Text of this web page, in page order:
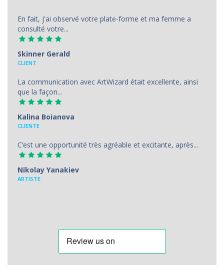
En fait, j'ai observé votre plate-forme et ma femme a
consulté votre...
Skinner Gerald
CLIENT
La communication avec ArtWizard était excellente, ainsi
que la façon...
Kalina Boianova
CLIENTE
C’est une opportunité très agréable et excitante, après...
Nikolay Yanakiev
ARTISTE